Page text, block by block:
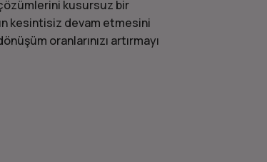
kusursuz bir
kesintisiz devam etmesini
oranlarınızı artırmayı